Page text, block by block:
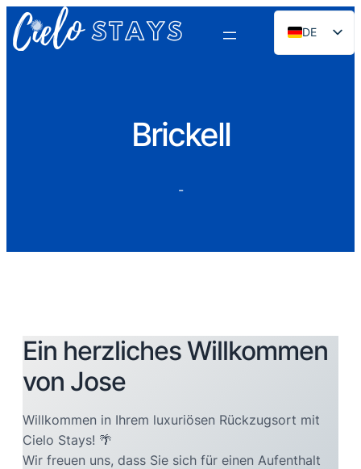
DE
EN
Brickell
-
Ein herzliches Willkommen
von Jose
Willkommen in Ihrem luxuriösen Rückzugsort mit
Cielo Stays! 🌴
Wir freuen uns, dass Sie sich für einen Aufenthalt